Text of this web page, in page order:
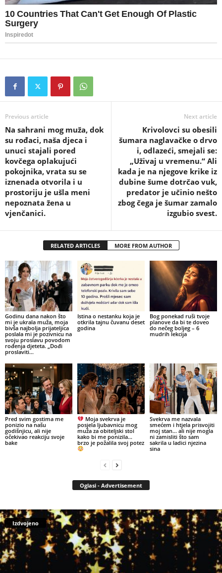
Previous article
Na sahrani mog muža, dok
su rođaci, naša djeca i
unuci stajali pored
kovčega oplakujući
pokojnika, vrata su se
iznenada otvorila i u
prostoriju je ušla meni
nepoznata žena u
vjenčanici.
Next article
Krivolovci su obesili
šumara naglavačke o drvo
i, odlazeći, smejali se:
„Uživaj u vremenu.“ Ali
kada je na njegove krike iz
dubine šume dotrčao vuk,
predator je učinio nešto
zbog čega je šumar zamalo
izgubio svest.
RELATED ARTICLES MORE FROM AUTHOR
Godinu dana nakon što
mi je ukrala muža, moja
bivša najbolja prijateljica
poslala mi je pozivnicu na
svoju proslavu povodom
rođenja djeteta. „Dođi
proslaviti...
Istina o nestanku koja je
otkrila tajnu čuvanu deset
godina
Bog ponekad ruši tvoje
planove da bi te doveo
do nečeg boljeg – 6
mudrih lekcija
Pred svim gostima me
ponizio na našu
godišnjicu, ali nije
očekivao reakciju svoje
bake
Moja svekrva je
posjela ljubavnicu mog
muža za obiteljski stol
kako bi me ponizila…
brzo je požalila svoj potez
Svekrva me nazvala
smećem i htjela prisvojiti
moj stan… ali nije mogla
ni zamisliti što sam
sakrila u ladici njezina
sina
Oglasi - Advertisement
Izdvojeno